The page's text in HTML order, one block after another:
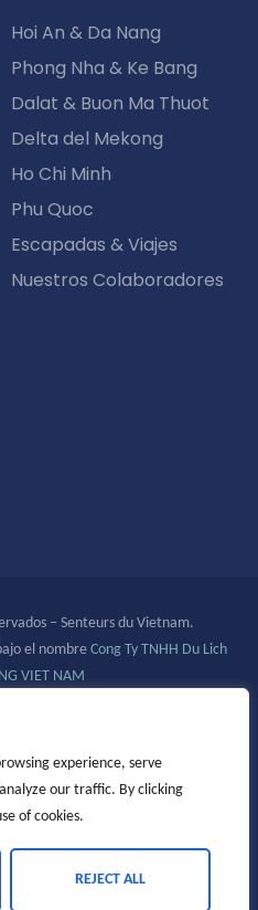
experience, serve
our traffic. By clicking
of cookies.
REJECT ALL
Hoi An & Da Nang
Phong Nha & Ke Bang
Dalat & Buon Ma Thuot
Delta del Mekong
Ho Chi Minh
Phu Quoc
Escapadas & Viajes
Nuestros Colaboradores
– Senteurs du Vietnam.
el nombre Cong Ty TNHH Du Lich
VIET NAM